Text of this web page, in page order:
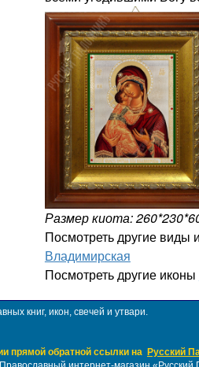
Размер киота:
Посмотреть другие виды
Владимирская
Посмотреть другие иконы
книг, икон, свечей и утвари.
прямой обратной ссылки на Русский